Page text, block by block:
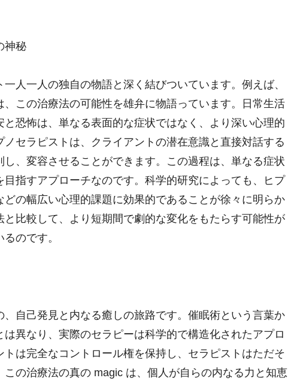
神秘
人一人の独自の物語と深く結びついています。例えば、
この治療法の可能性を雄弁に物語っています。日常生活
恐怖は、単なる表面的な症状ではなく、より深い心理的
セラピストは、クライアントの潜在意識と直接対話する
、変容させることができます。この過程は、単なる症状
指すアプローチなのです。科学的研究によっても、ヒプ
の幅広い心理的課題に効果的であることが徐々に明らか
比較して、より短期間で劇的な変化をもたらす可能性が
のです。
自己発見と内なる癒しの旅路です。催眠術という言葉か
異なり、実際のセラピーは科学的で構造化されたアプロ
は完全なコントロール権を保持し、セラピストはただそ
の治療法の真の magic は、個人が自らの内なる力と知恵